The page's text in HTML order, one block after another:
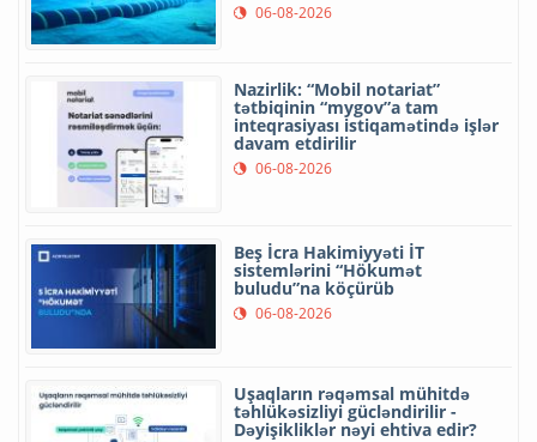
06-08-2026
Nazirlik: “Mobil notariat”
tətbiqinin “mygov”a tam
inteqrasiyası istiqamətində işlər
davam etdirilir
06-08-2026
Beş İcra Hakimiyyəti İT
sistemlərini “Hökumət
buludu”na köçürüb
06-08-2026
Uşaqların rəqəmsal mühitdə
təhlükəsizliyi gücləndirilir -
Dəyişikliklər nəyi ehtiva edir?